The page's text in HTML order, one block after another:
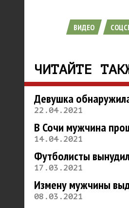
ВИДЕО
ЧИТАЙТЕ
Девушка
22.04.2021
В Сочи мужчина
14.04.2021
Футболисты
17.03.2021
Измену мужчины
08.03.2021